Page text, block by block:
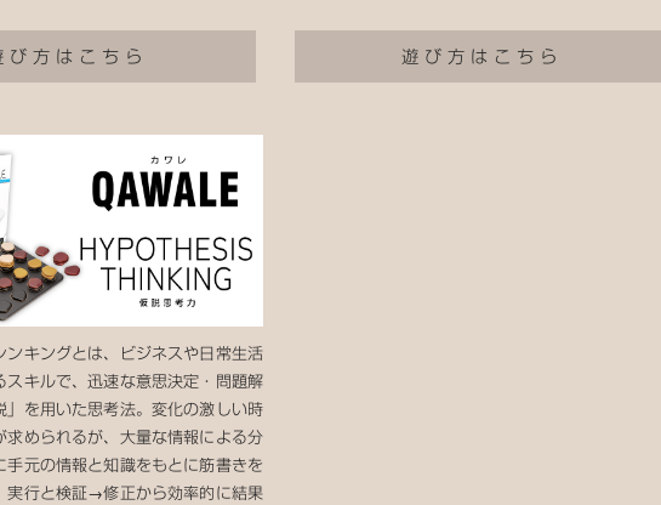
び方はこちら 遊び方はこちら
ンキングとは、ビジネスや日常生活
スキルで、迅速な意思決定・問題解
」を用いた思考法。変化の激しい時
求められるが、大量な情報による分
手元の情報と知識をもとに筋書きを
実行と検証→修正から効率的に結果